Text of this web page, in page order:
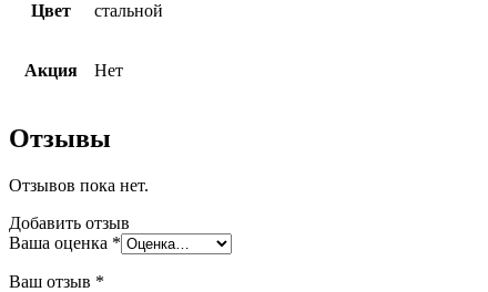
Цвет стальной
Акция Нет
Отзывы
Отзывов пока нет.
Добавить отзыв
Ваша оценка *
Ваш отзыв *